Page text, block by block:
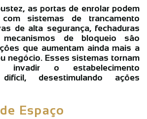
as portas de enrolar podem
sistemas de trancamento
de alta segurança, fechaduras
de bloqueio são
que aumentam ainda mais a
negócio. Esses sistemas tornam
o estabelecimento
difícil, desestimulando ações
Espaço